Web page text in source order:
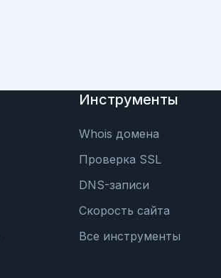
Инструменты
Whois домена
Проверка SSL
DNS-записи
Скорость сайта
Все инструменты